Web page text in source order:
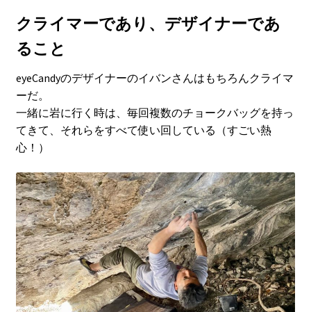
クライマーであり、デザイナーであ
ること
eyeCandyのデザイナーのイバンさんはもちろんクライマ
ーだ。
一緒に岩に行く時は、毎回複数のチョークバッグを持っ
てきて、それらをすべて使い回している（すごい熱
心！）